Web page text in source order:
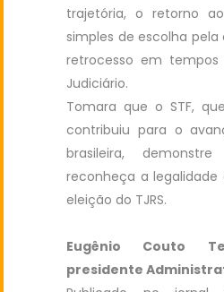
trajetória, o retorno
simples de escolha
retrocesso em
Judiciário.
Tomara que o STF,
contribuiu para o
brasileira,
reconheça a
eleição do TJRS.
Eugênio Couto
presidente